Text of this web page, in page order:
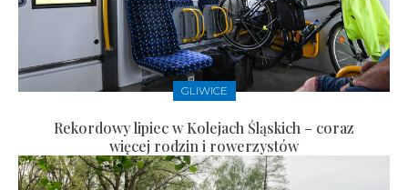
GLIWICE
Rekordowy lipiec w Kolejach Śląskich – coraz
więcej rodzin i rowerzystów